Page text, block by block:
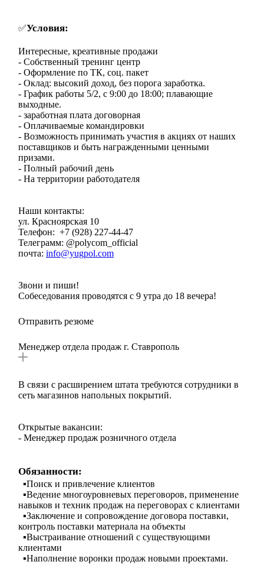
✅Условия:
Интересные, креативные продажи
- Собственный тренинг центр
- Оформление по ТК, соц. пакет
- Оклад: высокий доход, без порога заработка.
- График работы 5/2, с 9:00 до 18:00; плавающие
выходные.
- заработная плата договорная
- Оплачиваемые командировки
- Возможность принимать участия в акциях от наших
поставщиков и быть награжденными ценными
призами.
- Полный рабочий день
- На территории работодателя
Наши контакты:
ул. Красноярская 10
Телефон: +7 (928) 227-44-47
Телеграмм: @polycom_official
почта: info@yugpol.com
Звони и пиши!
Собеседования проводятся с 9 утра до 18 вечера!
Отправить резюме
Менеджер отдела продаж г. Ставрополь
В связи с расширением штата требуются сотрудники в
сеть магазинов напольных покрытий.
Открытые вакансии:
- Менеджер продаж розничного отдела
Обязанности:
▪️Поиск и привлечение клиентов
▪️Ведение многоуровневых переговоров, применение
навыков и техник продаж на переговорах с клиентами
▪️Заключение и сопровождение договора поставки,
контроль поставки материала на объекты
▪️Выстраивание отношений с существующими
клиентами
▪️Наполнение воронки продаж новыми проектами.